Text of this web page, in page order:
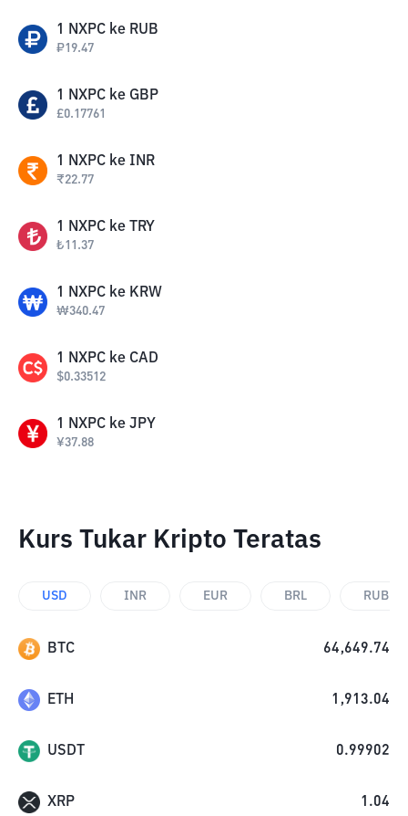
1 NXPC ke RUB
₽19.47
1 NXPC ke GBP
£0.17761
1 NXPC ke INR
₹22.77
1 NXPC ke TRY
₺11.37
1 NXPC ke KRW
₩340.47
1 NXPC ke CAD
$0.33512
1 NXPC ke JPY
¥37.88
Kurs Tukar Kripto Teratas
USD INR EUR BRL RUB
BTC 64,649.74
ETH 1,913.04
USDT 0.99902
XRP 1.04